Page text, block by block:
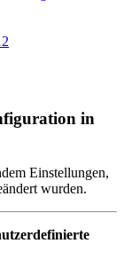
in
Einstellungen,
wurden.